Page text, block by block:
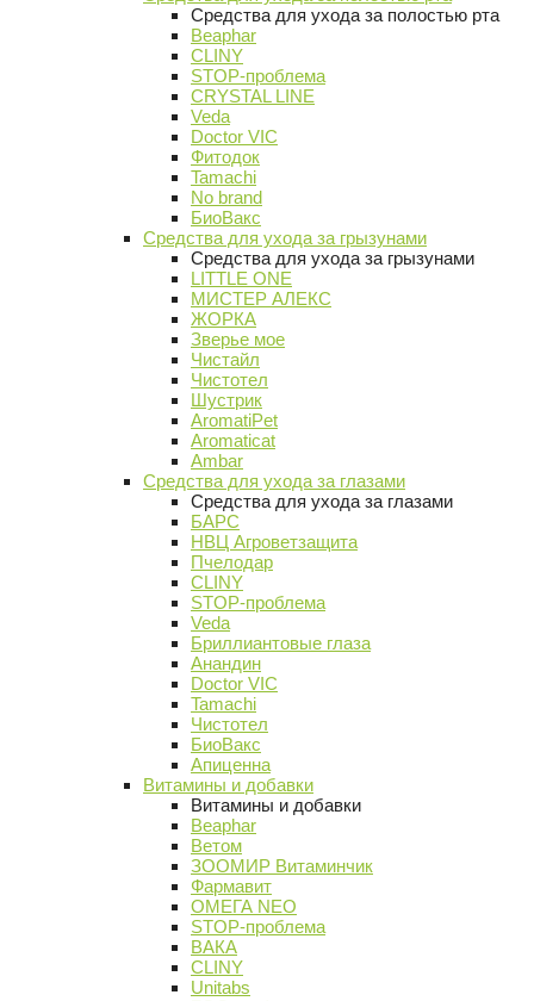
Средства для ухода за полостью рта
Beaphar
CLINY
STOP-проблема
CRYSTAL LINE
Veda
Doctor VIC
Фитодок
Tamachi
No brand
БиоВакс
Средства для ухода за грызунами
Средства для ухода за грызунами
LITTLE ONE
МИСТЕР АЛЕКС
ЖОРКА
Зверье мое
Чистайл
Чистотел
Шустрик
AromatiPet
Aromaticat
Ambar
Средства для ухода за глазами
Средства для ухода за глазами
БАРС
НВЦ Агроветзащита
Пчелодар
CLINY
STOP-проблема
Veda
Бриллиантовые глаза
Анандин
Doctor VIC
Tamachi
Чистотел
БиоВакс
Апиценна
Витамины и добавки
Витамины и добавки
Beaphar
Ветом
ЗООМИР Витаминчик
Фармавит
ОМЕГА NEO
STOP-проблема
ВАКА
CLINY
Unitabs